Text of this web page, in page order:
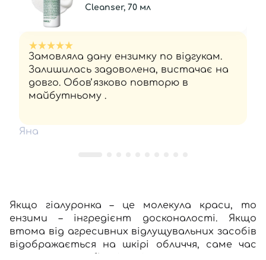
Cleanser, 70 мл
Замовляла дану ензимку по відгукам.
Залишилась задоволена, вистачає на
довго. Обовʼязково повторю в
майбутньому .
Яна
Якщо гіалуронка – це молекула краси, то
ензими – інгредієнт досконалості. Якщо
втома від агресивних відлущувальних засобів
відображається на шкірі обличчя, саме час